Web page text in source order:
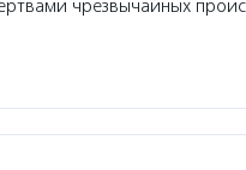
чрезвычайных